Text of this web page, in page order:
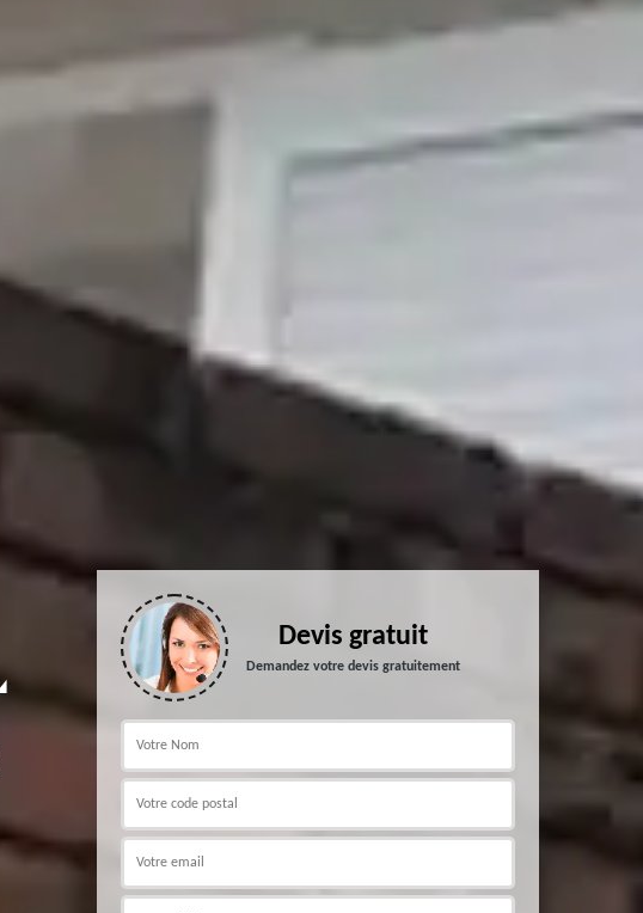
Devis gratuit
Demandez votre devis gratuitement